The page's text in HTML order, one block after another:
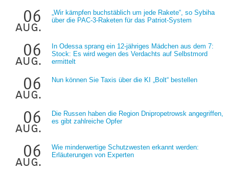
06
aug.
„Wir kämpfen buchstäblich um jede Rakete“, so Sybiha
über die PAC-3-Raketen für das Patriot-System
06
aug.
In Odessa sprang ein 12-jähriges Mädchen aus dem 7:
Stock: Es wird wegen des Verdachts auf Selbstmord
ermittelt
06
aug.
Nun können Sie Taxis über die KI „Bolt“ bestellen
06
aug.
Die Russen haben die Region Dnipropetrowsk angegriffen,
es gibt zahlreiche Opfer
06
aug.
Wie minderwertige Schutzwesten erkannt werden:
Erläuterungen von Experten